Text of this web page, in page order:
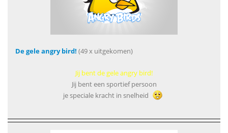
De gele angry bird! (49 x uitgekomen)
Jij bent de gele angry bird!
Jij bent een sportief persoon
je speciale kracht in snelheid